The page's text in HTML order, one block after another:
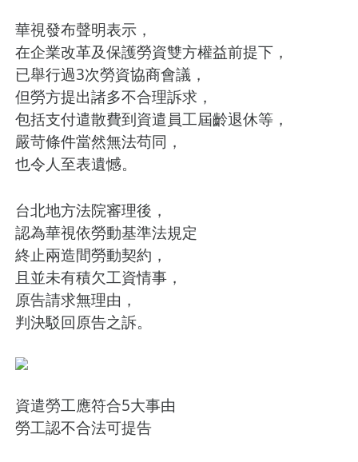
華視發布聲明表示，
在企業改革及保護勞資雙方權益前提下，
已舉行過3次勞資協商會議，
但勞方提出諸多不合理訴求，
包括支付遣散費到資遣員工屆齡退休等，
嚴苛條件當然無法苟同，
也令人至表遺憾。
台北地方法院審理後，
認為華視依勞動基準法規定
終止兩造間勞動契約，
且並未有積欠工資情事，
原告請求無理由，
判決駁回原告之訴。
資遣勞工應符合5大事由
勞工認不合法可提告